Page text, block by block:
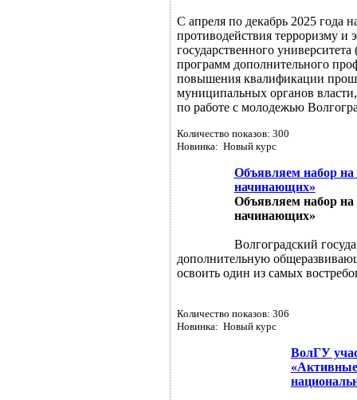
С апреля по декабрь 2025 года
противодействия терроризму и
государственного
программ дополнительного
повышения квалификации
муниципальных органов
по работе с молодежью
Количество показов: 300
Новинка: Новый курс
Объявляем набор
начинающих»
Объявляем набор
начинающих»
Волгоградский
дополнительную
освоить один из самых
Количество показов: 306
Новинка: Новый курс
ВолГУ
«Активные